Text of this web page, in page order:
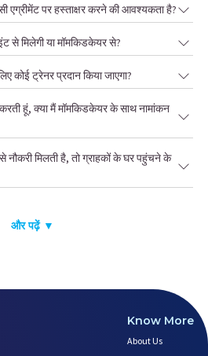
एग्रीमेंट पर हस्ताक्षर करने की आवश्यकता है?
से मिलेगी या मॉमकिडकेयर से?
कोई ट्रेनर प्रदान किया जाएगा?
करती हूं, क्या मैं मॉमकिडकेयर के साथ नामांकन
मिलती है, तो ग्राहकों के घर पहुंचने के
और पढ़ें ▼
Know More
About Us